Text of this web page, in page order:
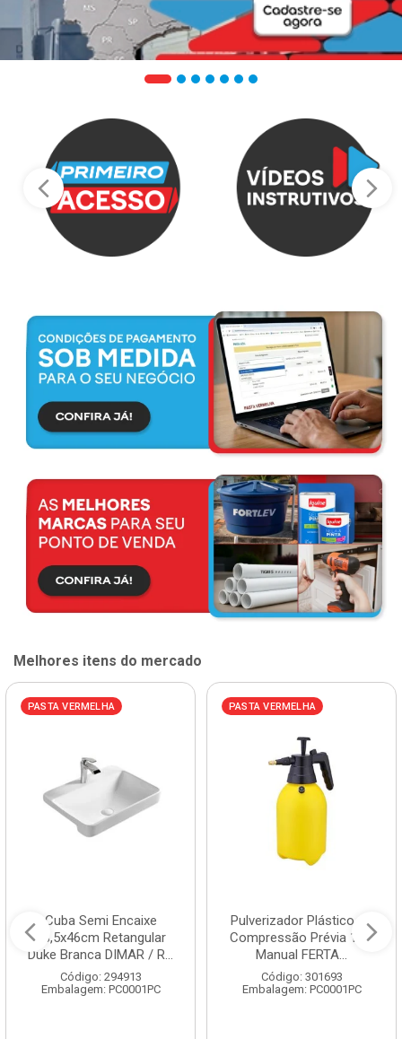
Melhores itens do mercado
PASTA VERMELHA
Cuba Semi Encaixe
58,5x46cm Retangular
Duke Branca DIMAR / R...
Código: 294913
Embalagem: PC0001PC
PASTA VERMELHA
Pulverizador Plástico de
Compressão Prévia 1,5L
Manual FERTA...
Código: 301693
Embalagem: PC0001PC